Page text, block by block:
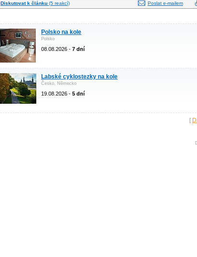
Diskutovat k článku (5 reakcí) Poslat e-mailem
Polsko na kole
Polsko
08.08.2026 - 7 dní
Labské cyklostezky na kole
Česko, Německo
19.08.2026 - 5 dní
[